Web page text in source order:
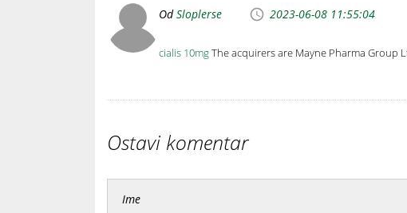
OdSloplerse 2023-06-08 11:55:04
cialis 10mgThe acquirers are Mayne Pharma Group
Ostavi komentar